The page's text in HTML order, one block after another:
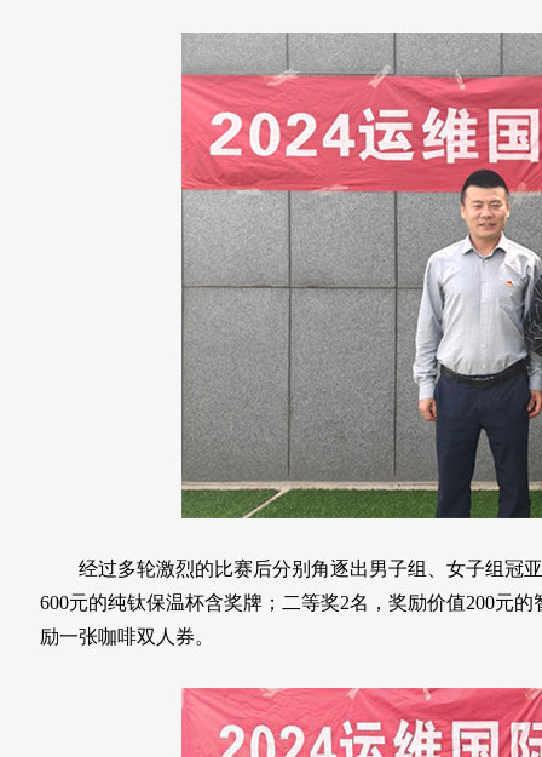
经过多轮激烈的比赛后分别角逐出男子组、女子组冠亚
600元的纯钛保温杯含奖牌；二等奖2名，奖励价值200元
励一张咖啡双人券。